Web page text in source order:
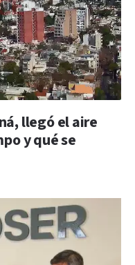
llegó el aire
y qué se